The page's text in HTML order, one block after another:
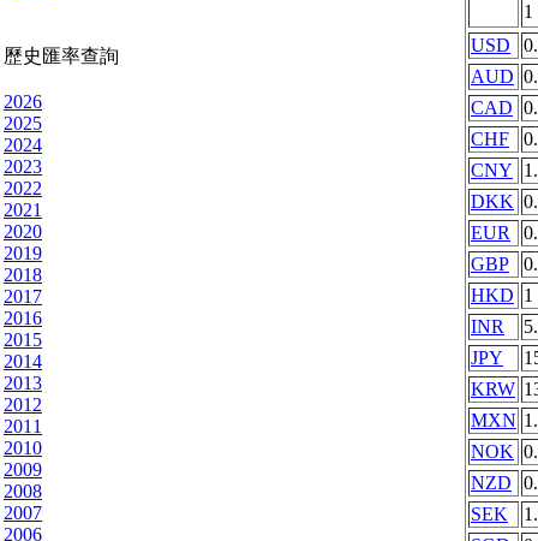
歷史匯率查詢
2026
2025
2024
2023
2022
2021
2020
2019
2018
2017
2016
2015
2014
2013
2012
2011
2010
2009
2008
2007
2006
1
USD
AUD
CAD
CHF
CNY
DKK
EUR
GBP
HKD 1
INR
JPY
KRW
MXN
NOK
NZD
SEK